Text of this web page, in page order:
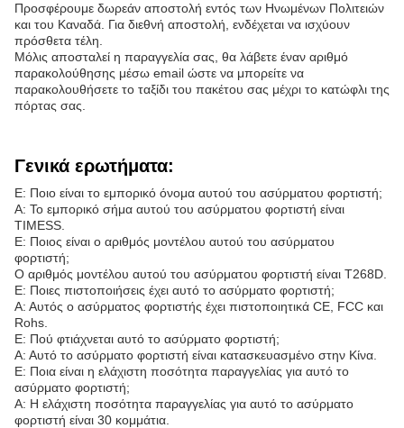
Προσφέρουμε δωρεάν αποστολή εντός των Ηνωμένων Πολιτειών
και του Καναδά. Για διεθνή αποστολή, ενδέχεται να ισχύουν
πρόσθετα τέλη.
Μόλις αποσταλεί η παραγγελία σας, θα λάβετε έναν αριθμό
παρακολούθησης μέσω email ώστε να μπορείτε να
παρακολουθήσετε το ταξίδι του πακέτου σας μέχρι το κατώφλι της
πόρτας σας.
Γενικά ερωτήματα:
Ε: Ποιο είναι το εμπορικό όνομα αυτού του ασύρματου φορτιστή;
Α: Το εμπορικό σήμα αυτού του ασύρματου φορτιστή είναι
TIMESS.
Ε: Ποιος είναι ο αριθμός μοντέλου αυτού του ασύρματου
φορτιστή;
Ο αριθμός μοντέλου αυτού του ασύρματου φορτιστή είναι T268D.
Ε: Ποιες πιστοποιήσεις έχει αυτό το ασύρματο φορτιστή;
Α: Αυτός ο ασύρματος φορτιστής έχει πιστοποιητικά CE, FCC και
Rohs.
Ε: Πού φτιάχνεται αυτό το ασύρματο φορτιστή;
Α: Αυτό το ασύρματο φορτιστή είναι κατασκευασμένο στην Κίνα.
Ε: Ποια είναι η ελάχιστη ποσότητα παραγγελίας για αυτό το
ασύρματο φορτιστή;
Α: Η ελάχιστη ποσότητα παραγγελίας για αυτό το ασύρματο
φορτιστή είναι 30 κομμάτια.